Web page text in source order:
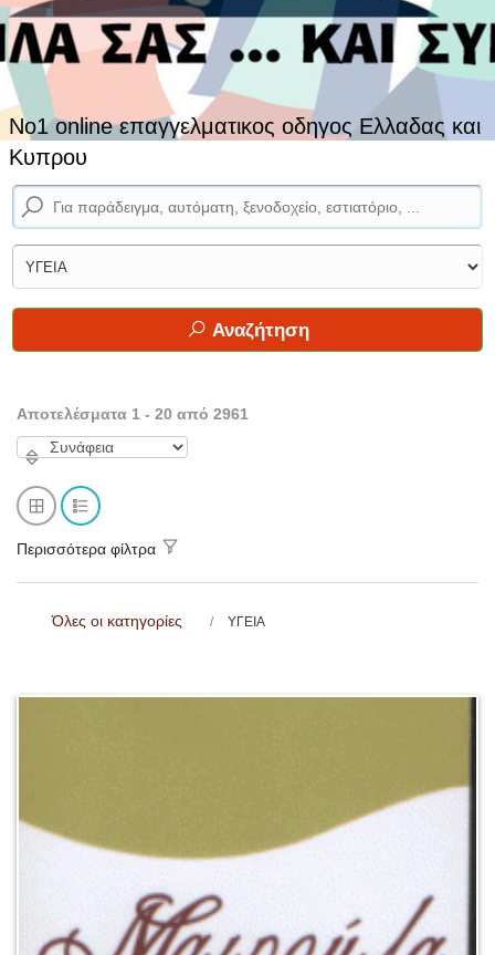
No1 online επαγγελματικος οδηγος Ελλαδας και
Κυπρου
Αναζήτηση
Αποτελέσματα 1 - 20 από 2961
Περισσότερα φίλτρα
Όλες οι κατηγορίες ΥΓΕΙΑ